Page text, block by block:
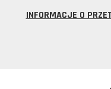
INFORMACJE O